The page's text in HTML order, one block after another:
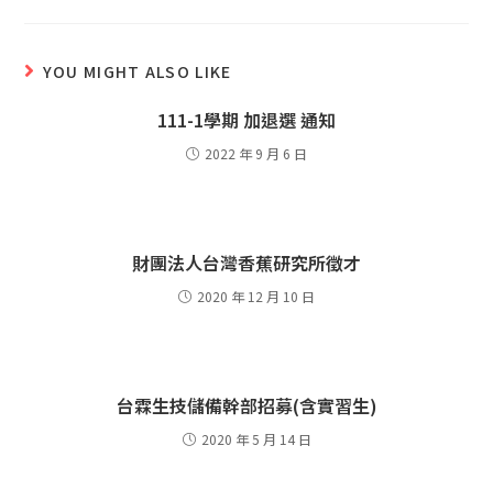
YOU MIGHT ALSO LIKE
111-1學期 加退選 通知
2022 年 9 月 6 日
財團法人台灣香蕉研究所徵才
2020 年 12 月 10 日
台霖生技儲備幹部招募(含實習生)
2020 年 5 月 14 日